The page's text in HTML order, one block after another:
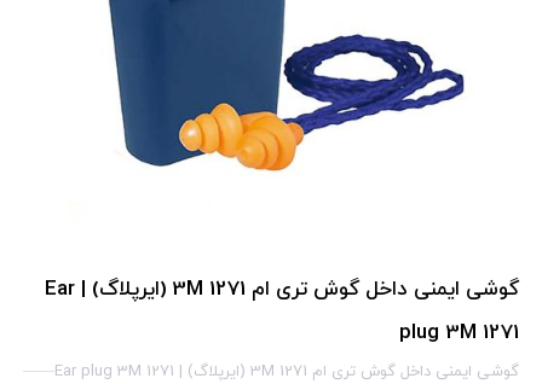
گوشی ایمنی داخل گوش تری ام 1271 3M (ایرپلاگ) | Ear
plug 3M 1271
گوشی ایمنی داخل گوش تری ام 1271 3M (ایرپلاگ) | Ear plug 3M 1271